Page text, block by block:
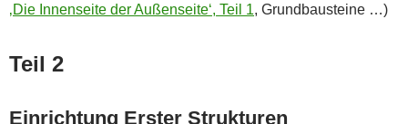
‚Die Innenseite der Außenseite‘, Teil 1, Grundbausteine …)
Teil 2
Einrichtung Erster Strukturen